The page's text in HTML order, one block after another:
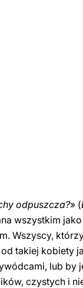
odpuszcza?» (
wszystkim
Wszyscy,
takiej kobiety
lub by
czystych i